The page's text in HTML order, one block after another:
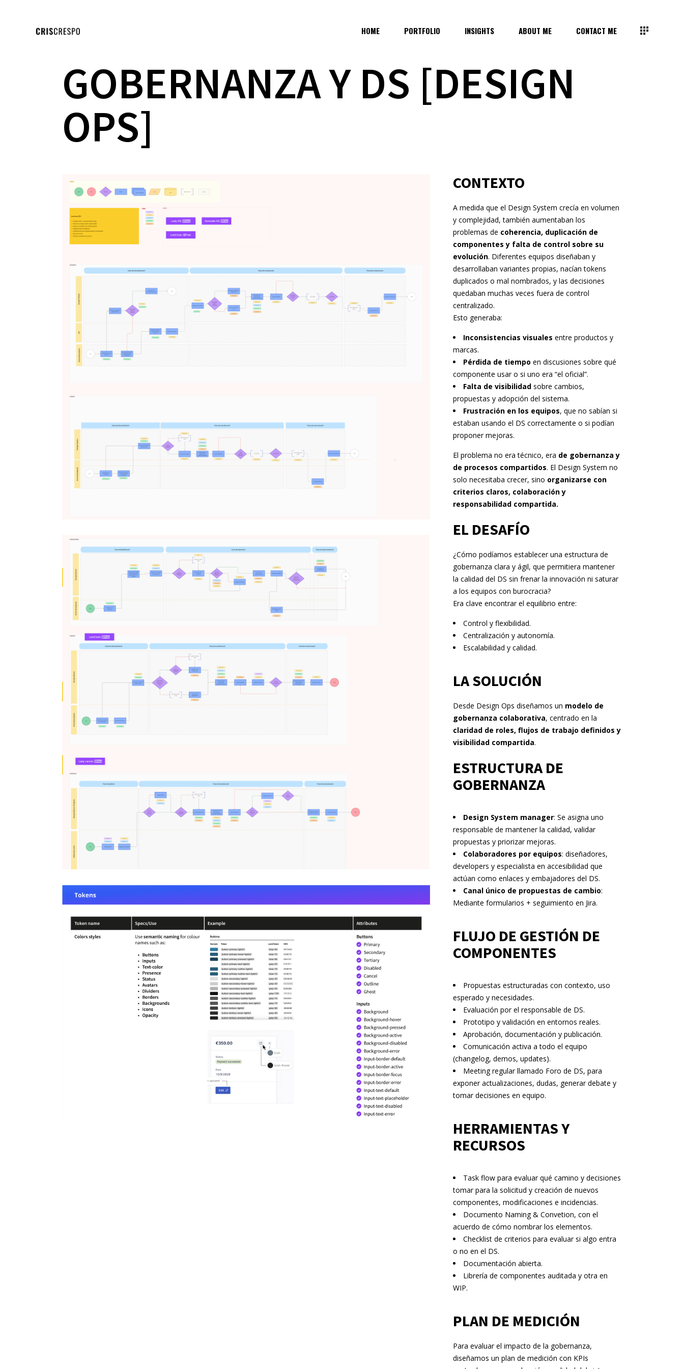
HOME PORTFOLIO INSIGHTS ABOUT ME CONTACT ME
GOBERNANZA Y DS [DESIGN
OPS]
CONTEXTO
A medida que el Design System crecía en volumen
y complejidad, también aumentaban los
problemas de coherencia, duplicación de
componentes y falta de control sobre su
evolución. Diferentes equipos diseñaban y
desarrollaban variantes propias, nacían tokens
duplicados o mal nombrados, y las decisiones
quedaban muchas veces fuera de control
centralizado.
Esto generaba:
Inconsistencias visuales entre productos y
marcas.
Pérdida de tiempo en discusiones sobre qué
componente usar o si uno era “el oficial”.
Falta de visibilidad sobre cambios,
propuestas y adopción del sistema.
Frustración en los equipos, que no sabían si
estaban usando el DS correctamente o si podían
proponer mejoras.
El problema no era técnico, era de gobernanza y
de procesos compartidos. El Design System no
solo necesitaba crecer, sino organizarse con
criterios claros, colaboración y
responsabilidad compartida.
EL DESAFÍO
¿Cómo podíamos establecer una estructura de
gobernanza clara y ágil, que permitiera mantener
la calidad del DS sin frenar la innovación ni saturar
a los equipos con burocracia?
Era clave encontrar el equilibrio entre:
Control y flexibilidad.
Centralización y autonomía.
Escalabilidad y calidad.
LA SOLUCIÓN
Desde Design Ops diseñamos un modelo de
gobernanza colaborativa, centrado en la
claridad de roles, flujos de trabajo definidos y
visibilidad compartida.
ESTRUCTURA DE
GOBERNANZA
Design System manager: Se asigna uno
responsable de mantener la calidad, validar
propuestas y priorizar mejoras.
Colaboradores por equipos: diseñadores,
developers y especialista en accesibilidad que
actúan como enlaces y embajadores del DS.
Canal único de propuestas de cambio:
Mediante formularios + seguimiento en Jira.
FLUJO DE GESTIÓN DE
COMPONENTES
Propuestas estructuradas con contexto, uso
esperado y necesidades.
Evaluación por el responsable de DS.
Prototipo y validación en entornos reales.
Aprobación, documentación y publicación.
Comunicación activa a todo el equipo
(changelog, demos, updates).
Meeting regular llamado Foro de DS, para
exponer actualizaciones, dudas, generar debate y
tomar decisiones en equipo.
HERRAMIENTAS Y
RECURSOS
Task flow para evaluar qué camino y decisiones
tomar para la solicitud y creación de nuevos
componentes, modificaciones e incidencias.
Documento Naming & Convetion, con el
acuerdo de cómo nombrar los elementos.
Checklist de criterios para evaluar si algo entra
o no en el DS.
Documentación abierta.
Librería de componentes auditada y otra en
WIP.
PLAN DE MEDICIÓN
Para evaluar el impacto de la gobernanza,
diseñamos un plan de medición con KPIs